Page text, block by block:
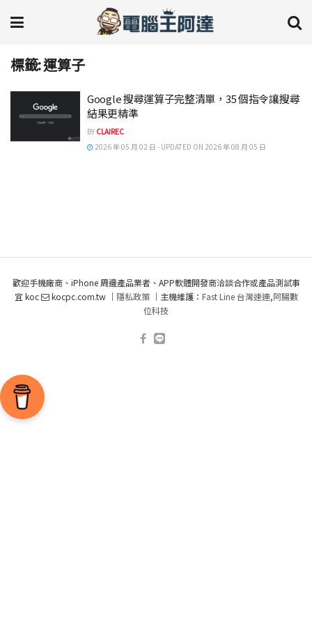
標籤:運算子
Google 搜尋運算子完整清單，35 個指令讓搜尋
結果更精準
BY CLAIREC
2026 年 05 月 02 日 - UPDATED ON 2026 年 08 月 05 日
歡迎手機廠商、iPhone 周邊產品業者、APP軟體開發商洽談合作或產品測試事
宜 koc
kocpc.com.tw ｜ 隱私政策｜主機維護： Fast Line 台灣速連,阿腸數
位科技